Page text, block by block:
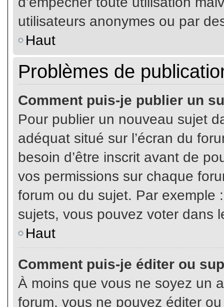
utilisateurs anonymes ou par
Haut
Problèmes de
Comment puis-je publier un
Pour publier un nouveau sujet
adéquat situé sur l’écran du
besoin d’être inscrit avant de
vos permissions sur chaque
forum ou du sujet. Par exemple
sujets, vous pouvez voter dans
Haut
Comment puis-je éditer ou
À moins que vous ne soyez un
forum, vous ne pouvez éditer